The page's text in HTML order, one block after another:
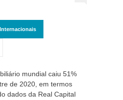
mundial caiu 51%
de 2020, em termos
dados da Real Capital